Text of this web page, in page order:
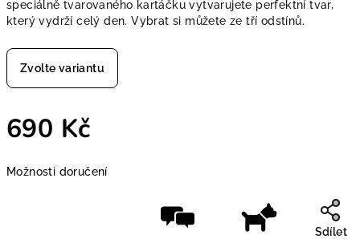
speciálně tvarovaného kartáčku vytvarujete perfektní tvar,
který vydrží celý den. Vybrat si můžete ze tří odstínů.
Zvolte variantu
690 Kč
Možnosti doručení
Sdílet